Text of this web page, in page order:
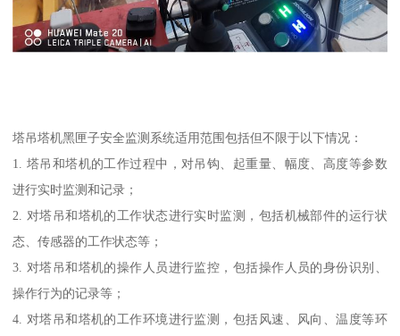
塔吊塔机黑匣子安全监测系统适用范围包括但不限于以下情况：
1. 塔吊和塔机的工作过程中，对吊钩、起重量、幅度、高度等参数
进行实时监测和记录；
2. 对塔吊和塔机的工作状态进行实时监测，包括机械部件的运行状
态、传感器的工作状态等；
3. 对塔吊和塔机的操作人员进行监控，包括操作人员的身份识别、
操作行为的记录等；
4. 对塔吊和塔机的工作环境进行监测，包括风速、风向、温度等环